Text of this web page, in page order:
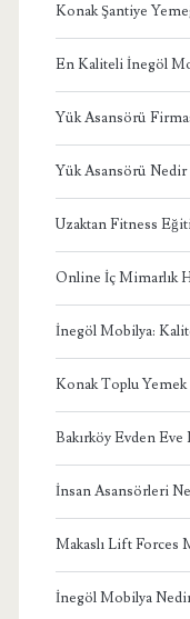
Konak Şantiye
En Kaliteli İnegöl
Yük Asansörü
Yük Asansörü Nedir
Uzaktan Fitness
Online İç Mimarlık
İnegöl Mobilya:
Konak Toplu Yemek
Bakırköy Evden Eve
İnsan Asansörleri
Makaslı Lift Forces
İnegöl Mobilya